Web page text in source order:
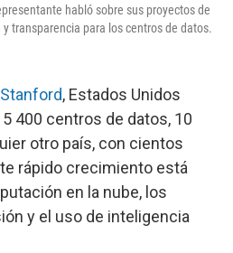
habló sobre sus proyectos de
transparencia para los centros de datos.
, Estados Unidos
400 centros de datos, 10
otro país, con cientos
rápido crecimiento está
en la nube, los
y el uso de inteligencia